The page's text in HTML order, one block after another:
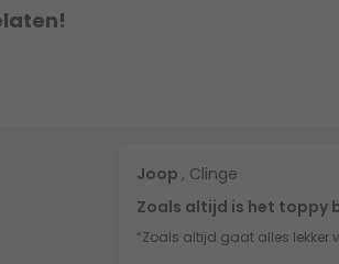
Joop , Clinge
Zoals altijd is het toppy
“Zoals altijd gaat alles lekker